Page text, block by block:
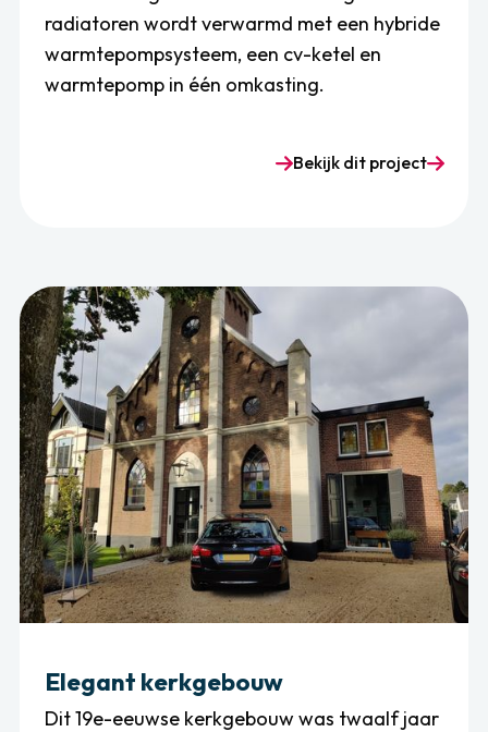
radiatoren wordt verwarmd met een hybride
warmtepompsysteem, een cv-ketel en
warmtepomp in één omkasting.
Bekijk dit project
Elegant kerkgebouw
Dit 19e-eeuwse kerkgebouw was twaalf jaar